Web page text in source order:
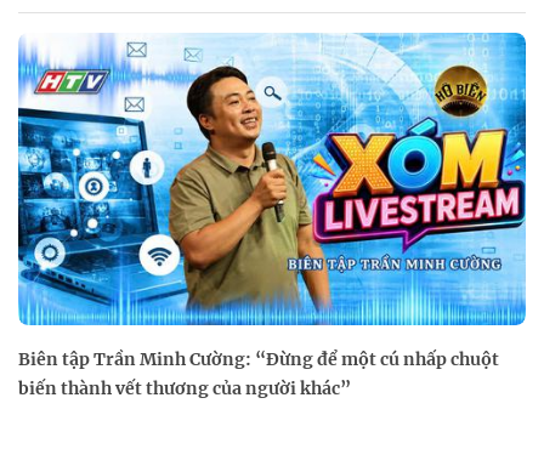
Biên tập Trần Minh Cường: “Đừng để một cú nhấp chuột
biến thành vết thương của người khác”